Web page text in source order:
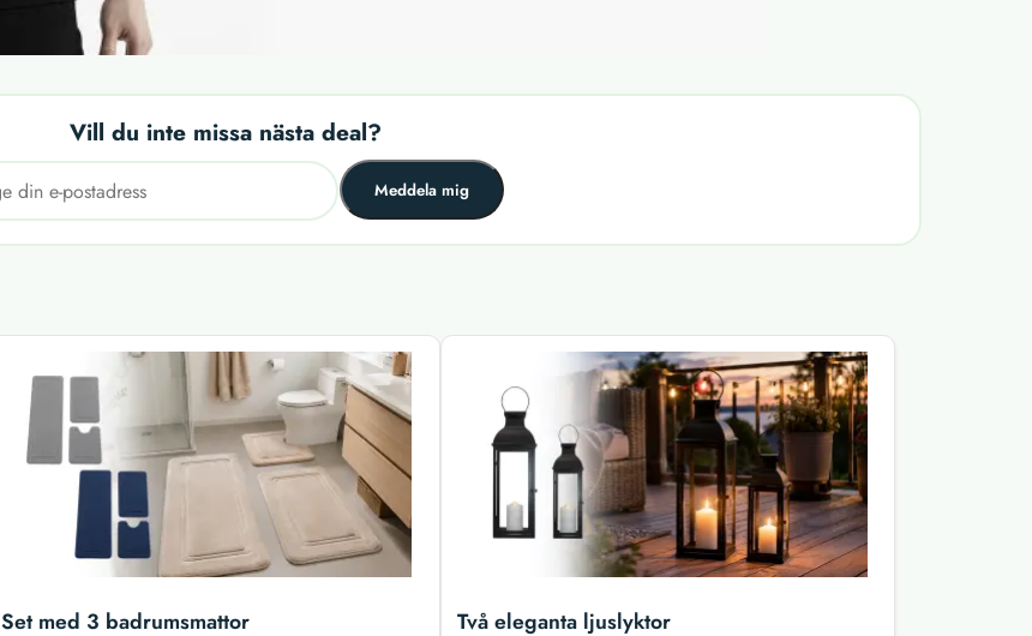
Vill du inte missa nästa deal?
Meddela mig
Set med 3 badrumsmattor Två eleganta ljuslyktor